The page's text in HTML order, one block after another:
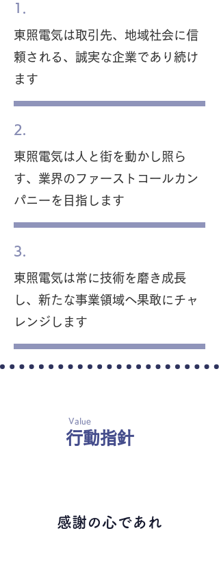
1.
東照電気は取引先、地域社会に信
頼される、誠実な企業であり続け
ます
2.
東照電気は人と街を動かし照ら
す、業界のファーストコールカン
パニーを目指します
3.
東照電気は常に技術を磨き成長
し、新たな事業領域へ果敢にチャ
レンジします
Value
行動指針
１
感謝の心であれ